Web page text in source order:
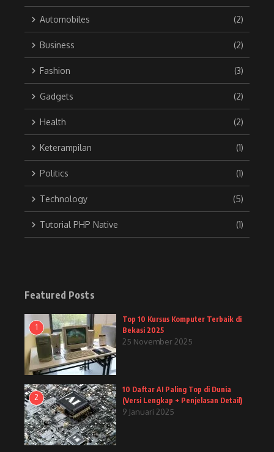
Automobiles (2)
Business (2)
Fashion (3)
Gadgets (2)
Health (2)
Keterampilan (1)
Politics (1)
Technology (5)
Tutorial PHP Native (1)
Featured Posts
1
Top 10 Kursus Komputer Terbaik di
Bekasi 2025
25 November 2025
2
10 Daftar AI Paling Top di Dunia
(Versi Lengkap + Penjelasan Detail)
9 Januari 2025